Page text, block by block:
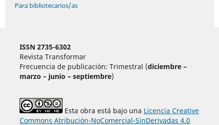
Para bibliotecarios/as
ISSN 2735-6302
Revista Transformar
Frecuencia de publicación: Trimestral (diciembre –
marzo – junio – septiembre)
Esta obra está bajo una Licencia Creative
Commons Atribución-NoComercial-SinDerivadas 4.0